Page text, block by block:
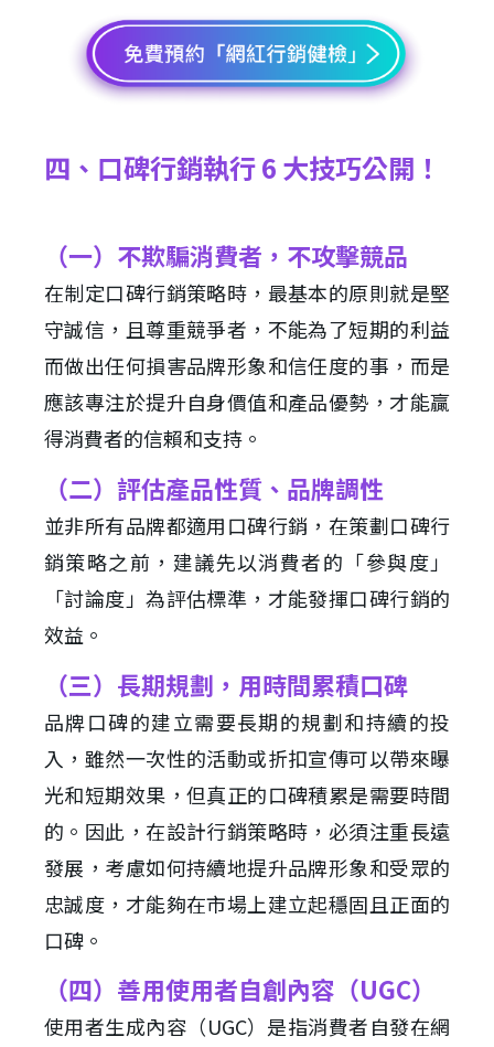
四、口碑行銷執行 6 大技巧公開！
（一）不欺騙消費者，不攻擊競品
在制定口碑行銷策略時，最基本的原則就是堅
守誠信，且尊重競爭者，不能為了短期的利益
而做出任何損害品牌形象和信任度的事，而是
應該專注於提升自身價值和產品優勢，才能贏
得消費者的信賴和支持。
（二）評估產品性質、品牌調性
並非所有品牌都適用口碑行銷，在策劃口碑行
銷策略之前，建議先以消費者的「參與度」
「討論度」為評估標準，才能發揮口碑行銷的
效益。
（三）長期規劃，用時間累積口碑
品牌口碑的建立需要長期的規劃和持續的投
入，雖然一次性的活動或折扣宣傳可以帶來曝
光和短期效果，但真正的口碑積累是需要時間
的。因此，在設計行銷策略時，必須注重長遠
發展，考慮如何持續地提升品牌形象和受眾的
忠誠度，才能夠在市場上建立起穩固且正面的
口碑。
（四）善用使用者自創內容（UGC）
使用者生成內容（UGC）是指消費者自發在網